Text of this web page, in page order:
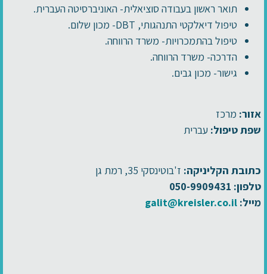
תואר ראשון בעבודה סוציאלית- האוניברסיטה העברית.
טיפול דיאלקטי התנהגותי, DBT- מכון שלום.
טיפול בהתמכרויות- משרד הרווחה.
הדרכה- משרד הרווחה.
גישור- מכון גבים.
אזור: מרכז
שפת טיפול: עברית
כתובת הקליניקה: ז'בוטינסקי 35, רמת גן
טלפון: 050-9909431
מייל: galit@kreisler.co.il